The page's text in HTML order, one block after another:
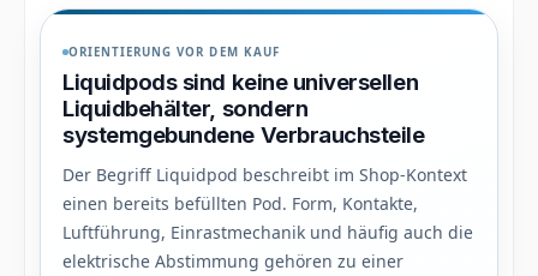
ORIENTIERUNG VOR DEM KAUF
Liquidpods sind keine universellen
Liquidbehälter, sondern
systemgebundene Verbrauchsteile
Der Begriff Liquidpod beschreibt im Shop-Kontext
einen bereits befüllten Pod. Form, Kontakte,
Luftführung, Einrastmechanik und häufig auch die
elektrische Abstimmung gehören zu einer